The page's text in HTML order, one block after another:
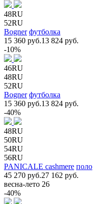
48RU
52RU
Bogner футболка
15 360 руб.13 824 руб.
-10%
46RU
48RU
52RU
Bogner футболка
15 360 руб.13 824 руб.
-40%
48RU
50RU
54RU
56RU
PANICALE cashmere поло
45 270 руб.27 162 руб.
весна-лето 26
-40%